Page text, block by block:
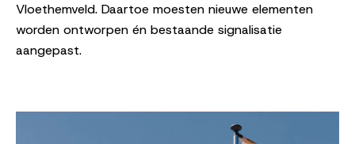
Vloethemveld. Daartoe moesten nieuwe elementen
worden ontworpen én bestaande signalisatie
aangepast.